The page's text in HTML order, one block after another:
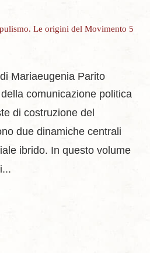
Le origini del Movimento 5
di Mariaeugenia Parito
comunicazione politica
di costruzione del
due dinamiche centrali
ibrido. In questo volume